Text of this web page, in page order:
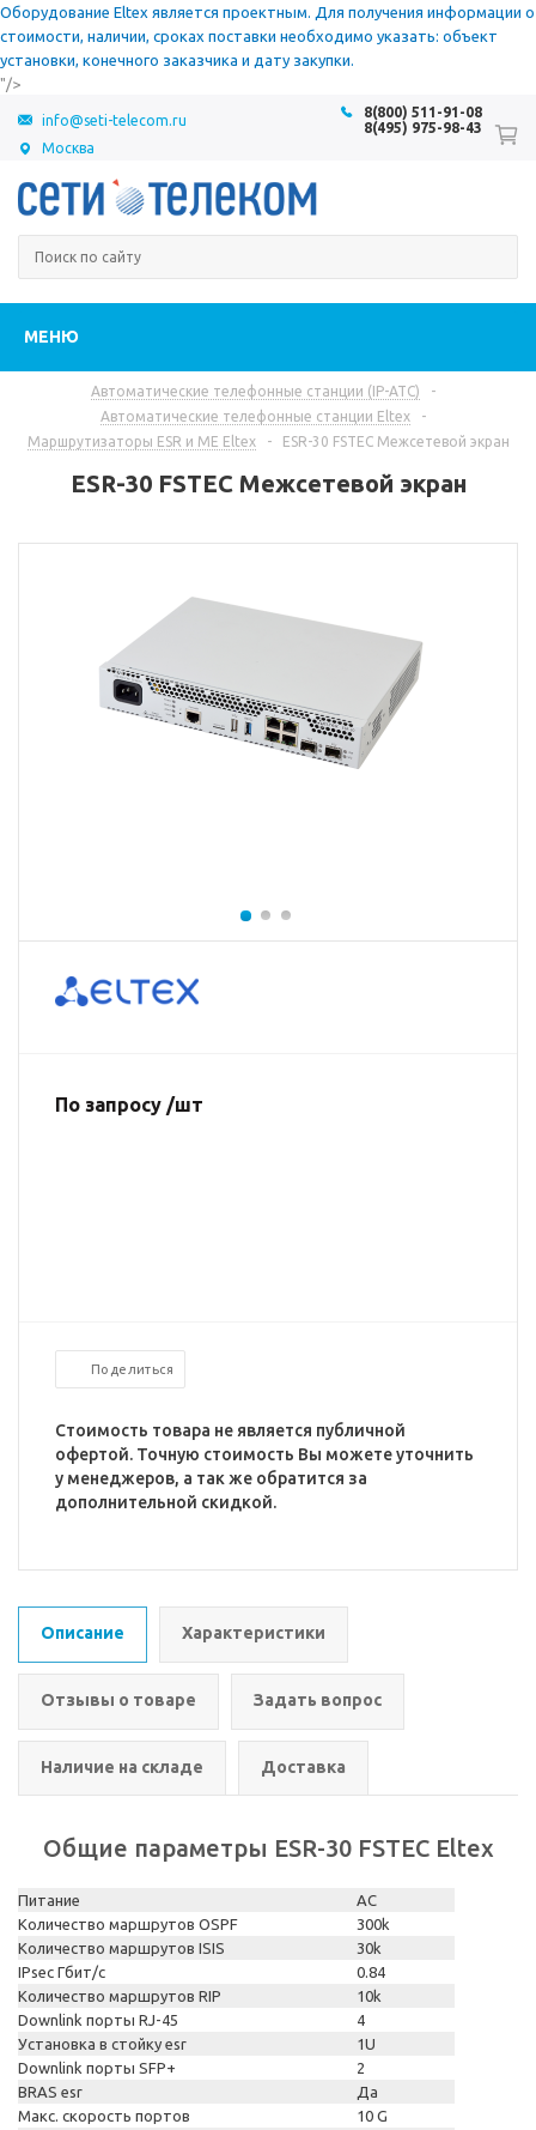
Оборудование Eltex является проектным. Для получения информации о
стоимости, наличии, сроках поставки необходимо указать: объект
установки, конечного заказчика и дату закупки.
"/>
Москва
8(800) 511-91-08
8(495) 975-98-43
info@seti-telecom.ru
МЕНЮ
Автоматические телефонные станции (IP-АТС)
-
Автоматические телефонные станции Eltex
-
Маршрутизаторы ESR и ME Eltex
- ESR-30 FSTEC Межсетевой экран
ESR-30 FSTEC Межсетевой экран
По запросу /шт
Поделиться
Стоимость товара не является публичной
офертой. Точную стоимость Вы можете уточнить
у менеджеров, а так же обратится за
дополнительной скидкой.
Описание Характеристики
Отзывы о товаре Задать вопрос
Наличие на складе Доставка
Общие параметры ESR-30 FSTEC Eltex
Питание
AC
Количество маршрутов OSPF
300k
Количество маршрутов ISIS
30k
IPsec Гбит/с
0.84
Количество маршрутов RIP
10k
Downlink порты RJ-45
4
Установка в стойку esr
1U
Downlink порты SFP+
2
BRAS esr
Да
Макс. скорость портов
10 G